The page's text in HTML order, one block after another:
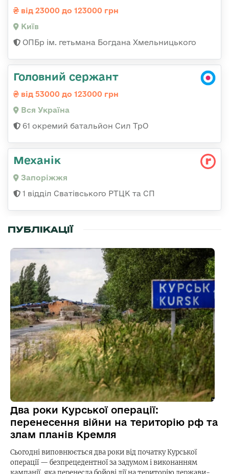
від 23000 до 123000 грн
Київ
ОПБр ім. гетьмана Богдана Хмельницького
Головний сержант
від 53000 до 123000 грн
Вся Україна
61 окремий батальйон Сил ТрО
Механік
Запоріжжя
1 відділ Сватівського РТЦК та СП
ПУБЛІКАЦІЇ
Два роки Курської операції:
перенесення війни на територію рф та
злам планів Кремля
Сьогодні виповнюється два роки від початку Курської
операції — безпрецедентної за задумом і виконанням